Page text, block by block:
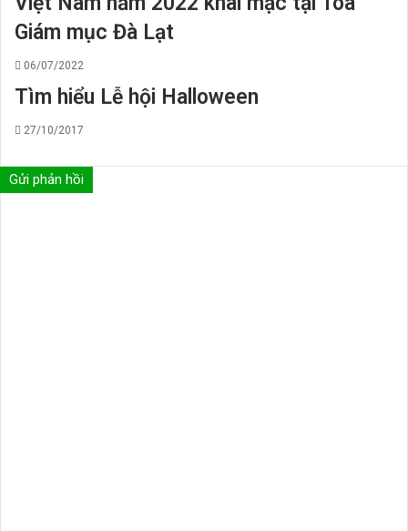
Giám mục Đà Lạt
06/07/2022
Tìm hiểu Lễ hội Halloween
27/10/2017
Gửi phản hồi